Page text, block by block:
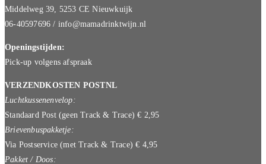
Middelweg 39, 5253 CE Nieuwkuijk
06-40597696 / info@mamadrinktwijn.nl
Openingstijden:
Pick-up volgens afspraak
VERZENDKOSTEN POSTNL
Luchtkussenenvelop:
Standaard Post (geen Track & Trace) € 2,95
Brievenbuspakketje:
Via Postservice (met Track & Trace) € 4,95
Pakket / Doos: